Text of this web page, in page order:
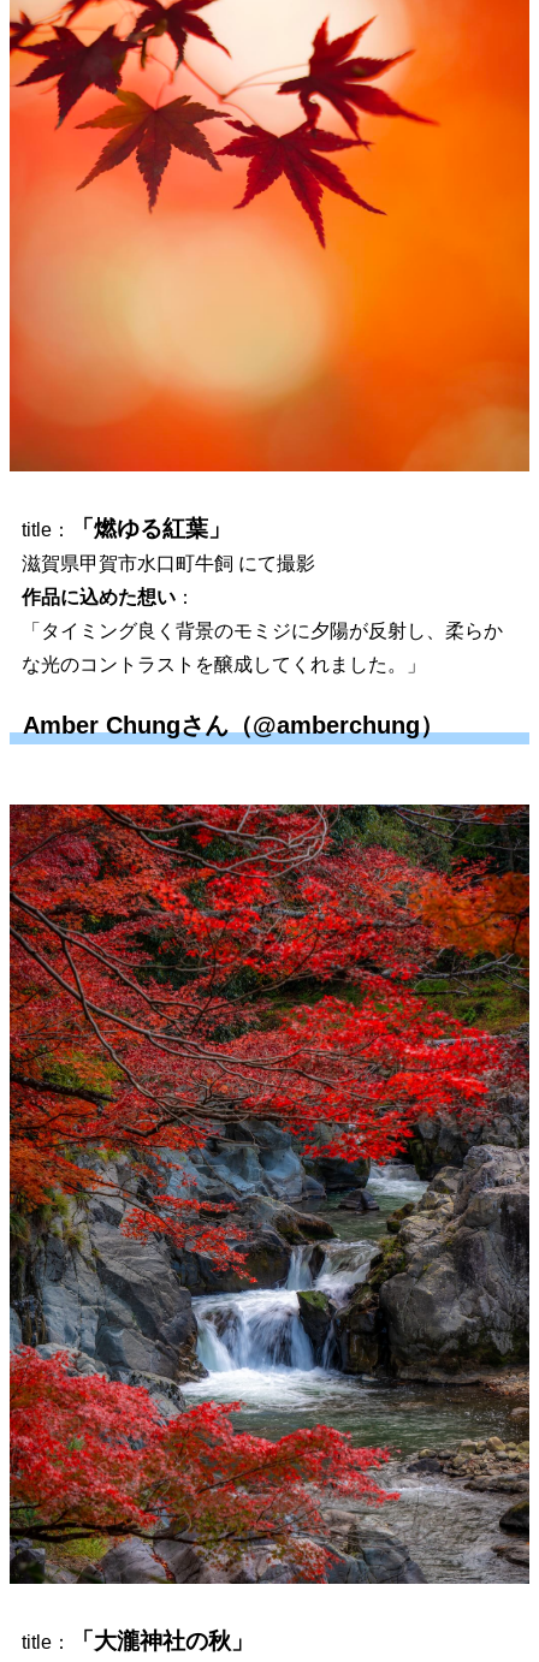
title： 「燃ゆる紅葉」
滋賀県甲賀市水口町牛飼 にて撮影
作品に込めた想い ：
「タイミング良く背景のモミジに夕陽が反射し、柔らか
な光のコントラストを醸成してくれました。」
Amber Chungさん（@amberchung）
title： 「大瀧神社の秋」